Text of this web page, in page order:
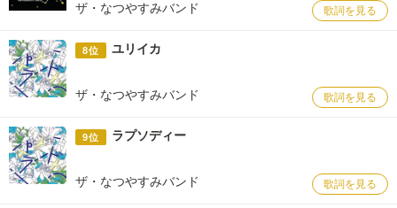
ザ・なつやすみバンド 歌詞を見る
8位 ユリイカ
ザ・なつやすみバンド 歌詞を見る
9位 ラプソディー
ザ・なつやすみバンド 歌詞を見る